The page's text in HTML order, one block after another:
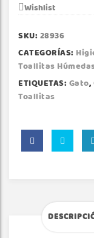
Wishlist
SKU: 28936
CATEGORÍAS:
Toallitas
ETIQUETAS: Gato,
Toallitas